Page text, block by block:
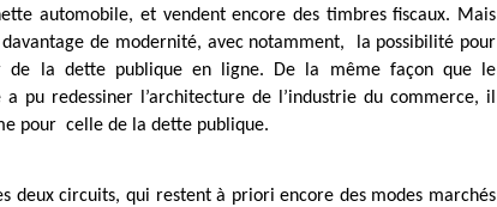
automobile, et vendent encore des timbres fiscaux. Mais
davantage de modernité, avec notamment,
la possibilité pour
de la dette publique en ligne. De la même façon que le
pu redessiner l’architecture de l’industrie du commerce, il
pour celle de la dette publique.
deux circuits, qui restent à priori encore des modes marchés